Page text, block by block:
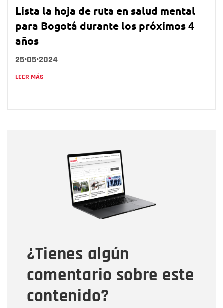
Lista la hoja de ruta en salud mental
para Bogotá durante los próximos 4
años
25•05•2024
LEER MÁS
¿Tienes algún
comentario sobre este
contenido?
Correo electrónico
Tipo de comentario
Mensaje